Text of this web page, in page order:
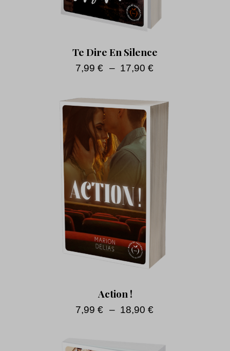
Te Dire En Silence
7,99 € – 17,90 €
Action !
7,99 € – 18,90 €